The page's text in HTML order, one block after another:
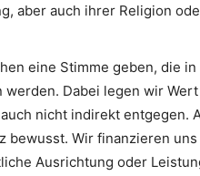
aber auch ihrer Religion
eine Stimme geben, die in
Dabei legen wir
nicht indirekt entgegen.
bewusst. Wir finanzieren
Ausrichtung oder